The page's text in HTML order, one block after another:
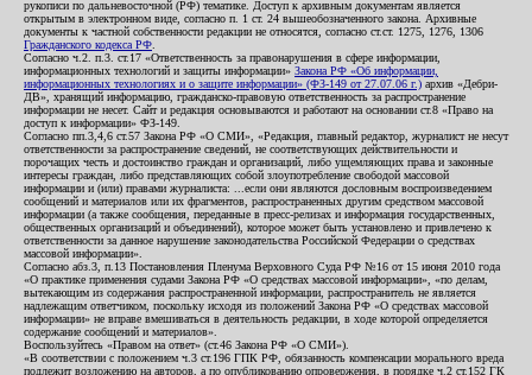
рукописи по дальневосточной (РФ) тематике. Доступ к архивным документам является
открытым в электронном виде, согласно п. 1 ст. 24 вышеобозначенного закона. Архивные
документы к частной собственности редакции не относятся, согласно ст.ст. 1275, 1276, 1306
Гражданского кодекса РФ
Согласно ч.2. п.3. ст.17 «Ответственность за правонарушения в сфере информации,
информационных технологий и защиты информации» Закона РФ «Об информации,
информационных технологиях и о защите информации» (ФЗ-149 от 27.07.06 г.) архив «Дебри-
ДВ», хранящий информацию, гражданско-правовую ответственность за распространение
информации не несет. Сайт и редакция основываются и работают на основании ст.8 «Право на
доступ к информации» ФЗ-149.
Согласно пп.3,4,6 ст.57 Закона РФ «О СМИ», «Редакция, главный редактор, журналист не несут
ответственности за распространение сведений, не соответствующих действительности и
порочащих честь и достоинство граждан и организаций, либо ущемляющих права и законные
интересы граждан, либо представляющих собой злоупотребление свободой массовой
информации и (или) правами журналиста: ...если они являются дословным воспроизведением
сообщений и материалов или их фрагментов, распространенных другим средством массовой
информации (а также сообщения, переданные в пресс-релизах и информация государственных,
общественных организаций и объединений), которое может быть установлено и привлечено к
ответственности за данное нарушение законодательства Российской Федерации о средствах
массовой информации».
Согласно абз.3, п.13 Постановления Пленума Верховного Суда РФ №16 от 15 июня 2010 года
«О практике применения судами Закона РФ «О средствах массовой информации», «по делам,
вытекающим из содержания распространенной информации, распространитель не является
надлежащим ответчиком, поскольку исходя из положений Закона РФ «О средствах массовой
информации» не вправе вмешиваться в деятельность редакции, в ходе которой определяется
содержание сообщений и материалов».
Воспользуйтесь «Правом на ответ» (ст.46 Закона РФ «О СМИ»).
«В соответствии с положением ч.3 ст.196 ГПК РФ, обязанность компенсации морального вреда
подлежит возложению на авторов, а по опубликованию опровержения, в порядке ч.2 ст.152 ГК